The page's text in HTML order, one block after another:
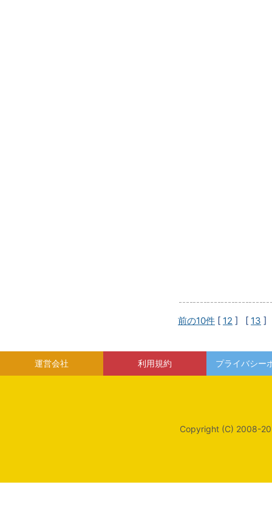
前の10件 [ 12 ] [ 13 ]
運営会社 利用規約 プライバシー
Copyright (C) 2008-